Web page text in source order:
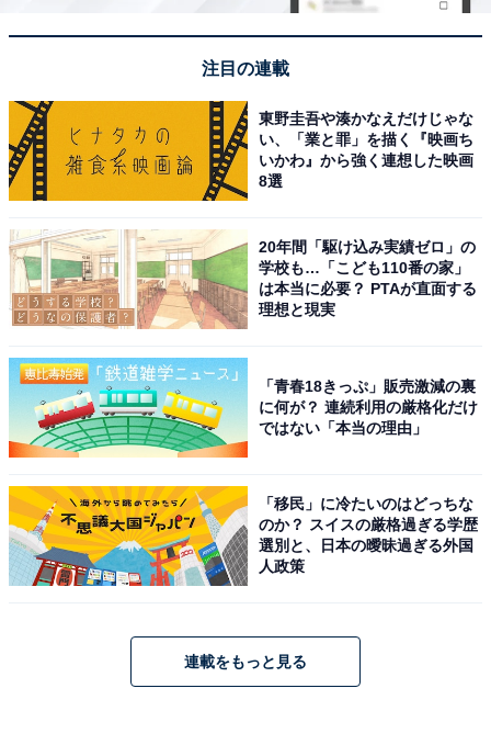
注目の連載
東野圭吾や湊かなえだけじゃな
い、「業と罪」を描く『映画ち
いかわ』から強く連想した映画
8選
20年間「駆け込み実績ゼロ」の
学校も…「こども110番の家」
は本当に必要？ PTAが直面する
理想と現実
「青春18きっぷ」販売激減の裏
に何が？ 連続利用の厳格化だけ
ではない「本当の理由」
「移民」に冷たいのはどっちな
のか？ スイスの厳格過ぎる学歴
選別と、日本の曖昧過ぎる外国
人政策
連載をもっと見る